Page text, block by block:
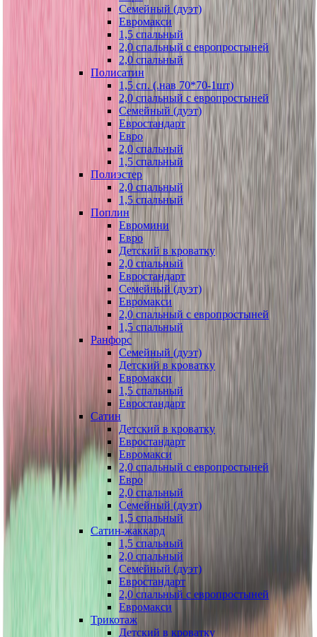
Семейный (дуэт)
Евромакси
1,5 спальный
2,0 спальный с европростыней
2,0 спальный
Полисатин
1,5 сп. (.нав 70*70-1шт)
2,0 спальный с европростыней
Семейный (дуэт)
Евростандарт
Евро
2,0 спальный
1,5 спальный
Полиэстер
2,0 спальный
1,5 спальный
Поплин
Евромини
Евро
Детский в кроватку
2,0 спальный
Евростандарт
Семейный (дуэт)
Евромакси
2,0 спальный с европростыней
1,5 спальный
Ранфорс
Семейный (дуэт)
Детский в кроватку
Евромакси
1,5 спальный
Евростандарт
Сатин
Детский в кроватку
Евростандарт
Евромакси
2,0 спальный с европростыней
Евро
2,0 спальный
Семейный (дуэт)
1,5 спальный
Сатин-жаккард
1,5 спальный
2,0 спальный
Семейный (дуэт)
Евростандарт
2,0 спальный с европростыней
Евромакси
Трикотаж
Детский в кроватку